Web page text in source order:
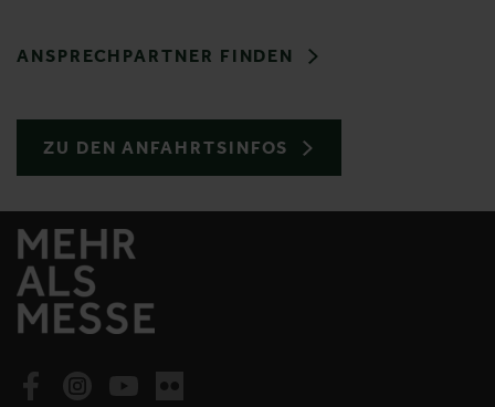
ANSPRECHPARTNER FINDEN
ZU DEN ANFAHRTSINFOS